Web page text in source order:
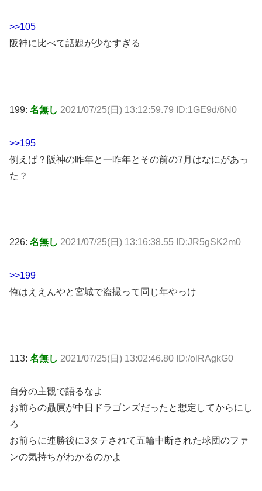
>>105
阪神に比べて話題が少なすぎる
199: 名無し 2021/07/25(日) 13:12:59.79 ID:1GE9d/6N0
>>195
例えば？阪神の昨年と一昨年とその前の7月はなにがあっ
た？
226: 名無し 2021/07/25(日) 13:16:38.55 ID:JR5gSK2m0
>>199
俺はええんやと宮城で盗撮って同じ年やっけ
113: 名無し 2021/07/25(日) 13:02:46.80 ID:/olRAgkG0
自分の主観で語るなよ
お前らの贔屓が中日ドラゴンズだったと想定してからにし
ろ
お前らに連勝後に3タテされて五輪中断された球団のファ
ンの気持ちがわかるのかよ